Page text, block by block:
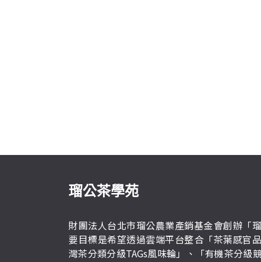
瑠公茶學苑
財團法人台北市瑠公農業產銷基金會創辦「
要目標是希望透過雲端平台整合「茶葉感官
灣茶分類分級TAGs風味輪」、「有機茶分級